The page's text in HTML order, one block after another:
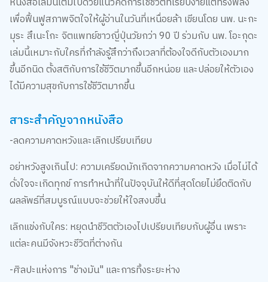
เพื่อฟื้นฟูสภาพจิตใจให้ผู้อ่านในวันที่เหนื่อยล้า เขียนโดย นพ. นะกะ
มุระ สึเนะโกะ จิตแพทย์ชาวญี่ปุ่นวัยกว่า 90 ปี ร่วมกับ นพ. โอะกุดะ
เล่มนี้เหมาะกับใครที่กำลังรู้สึกว่าถึงเวลาที่ต้องใจดีกับตัวเองมาก
ขึ้นอีกนิด ตั้งสติกับการใช้ชีวิตมากขึ้นอีกหน่อย และปล่อยให้ตัวเอง
ได้มีความสุขกับการใช้ชีวิตมากขึ้น
สาระสำคัญจากหนังสือ
-ลดความคาดหวังและเลิกเปรียบเทียบ
อย่าหวังสูงเกินไป: ความเครียดมักเกิดจากความคาดหวัง เมื่อไม่ได้
ดั่งใจจะเกิดทุกข์ การทำหน้าที่ในปัจจุบันให้ดีที่สุดโดยไม่ยึดติดกับ
ผลลัพธ์ที่สมบูรณ์แบบจะช่วยให้ใจสงบขึ้น
เลิกแข่งกับใคร: หยุดนำชีวิตตัวเองไปเปรียบเทียบกับผู้อื่น เพราะ
แต่ละคนมีจังหวะชีวิตที่ต่างกัน
-ศิลปะแห่งการ "ช่างมัน" และการทิ้งระยะห่าง